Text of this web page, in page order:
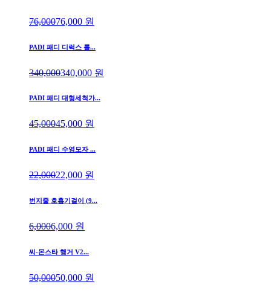
76,00076,000 원
PADI 패디 디럭스 롤...
340,000340,000 원
PADI 패디 대형세척가...
45,00045,000 원
PADI 패디 수영모자 ...
22,00022,000 원
번지줄 호흡기걸이 (9...
6,0006,000 원
씨-몬스타 행거 V2...
50,00050,000 원